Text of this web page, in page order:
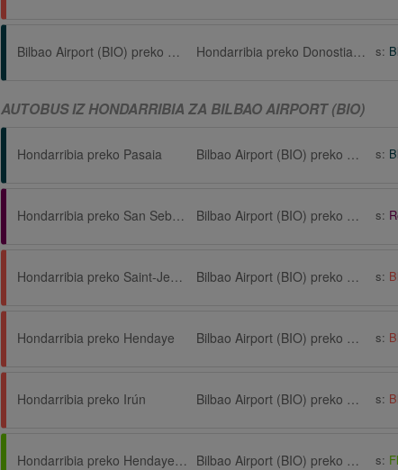
Bilbao Airport (BIO) preko Santutxu Hondarribia preko Donostia-San Sebastián s:
AUTOBUS IZ HONDARRIBIA ZA BILBAO AIRPORT (BIO)
Hondarribia preko Pasaia Bilbao Airport (BIO) preko Derio s:
Hondarribia preko San Sebastián Airport (EAS) Bilbao Airport (BIO) preko Bilbao s:
Hondarribia preko Saint-Jean-de-Luz Bilbao Airport (BIO) preko Bilbao s:
Hondarribia preko Hendaye Bilbao Airport (BIO) preko Bilbao s:
Hondarribia preko Irún Bilbao Airport (BIO) preko Bilbao s:
Hondarribia preko Hendaye, Pont International Bilbao Airport (BIO) preko Bilbao, Autobusni kolodvor, Termibus s: